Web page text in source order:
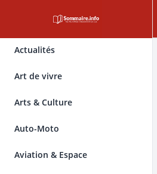
Actualités
Art de vivre
Arts & Culture
Auto-Moto
Aviation & Espace